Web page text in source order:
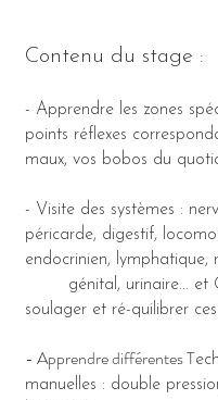
​Contenu du stage :
- Apprendre les zones
points réflexes
maux, vos bobos du
- Visite des systèmes :
péricarde, digestif,
endocrinien,
génital, urinaire... et
soulager et ré-quilibrer
- Apprendre différentes T
manuelles : double